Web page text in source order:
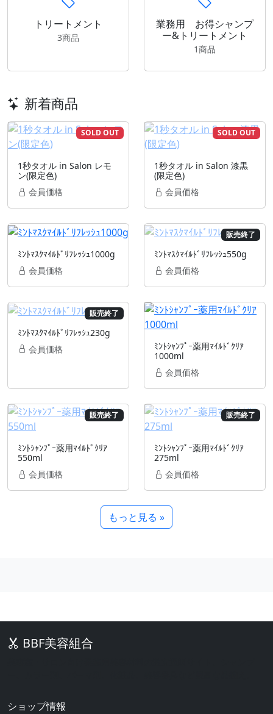
トリートメント
3商品
業務用 お得シャンプ
ー&トリートメント
1商品
新着商品
SOLD OUT
1秒タオル in Salon レモ
ン(限定色)
会員価格
SOLD OUT
1秒タオル in Salon 漆黒
(限定色)
会員価格
ﾐﾝﾄﾏｽｸﾏｲﾙﾄﾞﾘﾌﾚｯｼｭ1000g
会員価格
販売終了
ﾐﾝﾄﾏｽｸﾏｲﾙﾄﾞﾘﾌﾚｯｼｭ550g
会員価格
販売終了
ﾐﾝﾄﾏｽｸﾏｲﾙﾄﾞﾘﾌﾚｯｼｭ230g
会員価格
ﾐﾝﾄｼｬﾝﾌﾟｰ薬用ﾏｲﾙﾄﾞｸﾘｱ
1000ml
会員価格
販売終了
ﾐﾝﾄｼｬﾝﾌﾟｰ薬用ﾏｲﾙﾄﾞｸﾘｱ
550ml
会員価格
販売終了
ﾐﾝﾄｼｬﾝﾌﾟｰ薬用ﾏｲﾙﾄﾞｸﾘｱ
275ml
会員価格
もっと見る »
BBF美容組合
ショップ情報